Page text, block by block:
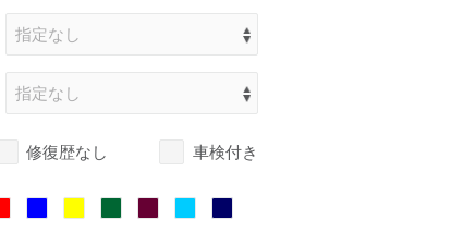
修復歴なし 車検付き